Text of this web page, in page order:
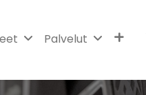
Palvelut